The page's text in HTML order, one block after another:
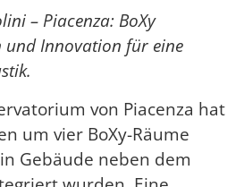
– Piacenza: BoXy
Innovation für eine
von Piacenza hat
um vier BoXy-Räume
Gebäude neben dem